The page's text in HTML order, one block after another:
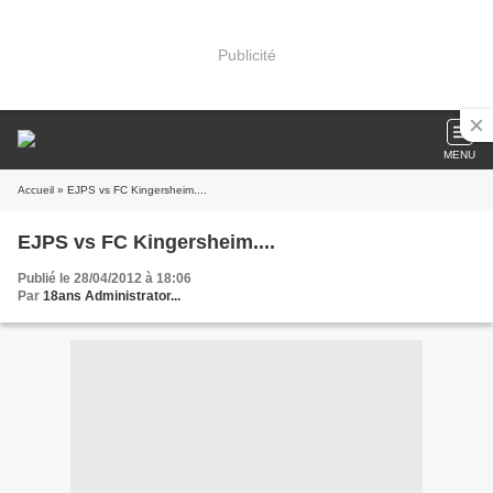
Publicité
MENU
Accueil » EJPS vs FC Kingersheim....
EJPS vs FC Kingersheim....
Publié le 28/04/2012 à 18:06
Par 18ans Administrator...